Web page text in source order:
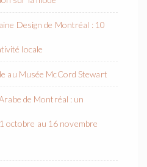
Design de Montréal : 10
locale
au Musée McCord Stewart
de Montréal : un
octobre au 16 novembre